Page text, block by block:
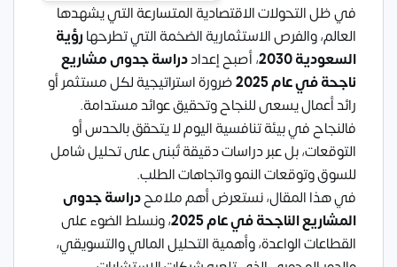
في ظل التحولات الاقتصادية المتسارعة التي يشهدها
العالم، والفرص الاستثمارية الضخمة التي تطرحهارؤية
السعودية 2030
، أصبح إعداددراسة جدوى مشاريع
ناجحة في عام 2025
ضرورة استراتيجية لكل مستثمر أو
رائد أعمال يسعى للنجاح وتحقيق عوائد مستدامة.
فالنجاح في بيئة تنافسية اليوم لا يتحقق بالحدس أو
التوقعات، بل عبر دراسات دقيقة تُبنى على تحليل شامل
للسوق وتوقعات النمو واتجاهات الطلب.
في هذا المقال، نستعرض أهم ملامحدراسة جدوى
المشاريع الناجحة في عام 2025
، ونسلط الضوء على
القطاعات الواعدة، وأهمية التحليل المالي والتسويقي،